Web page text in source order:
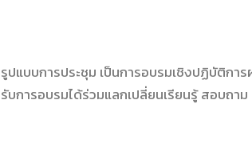
รูปแบบการประชุม เป็นการอบรมเชิงปฏิบัติกา
รับการอบรมได้ร่วมแลกเปลี่ยนเรียนรู้ สอบถา